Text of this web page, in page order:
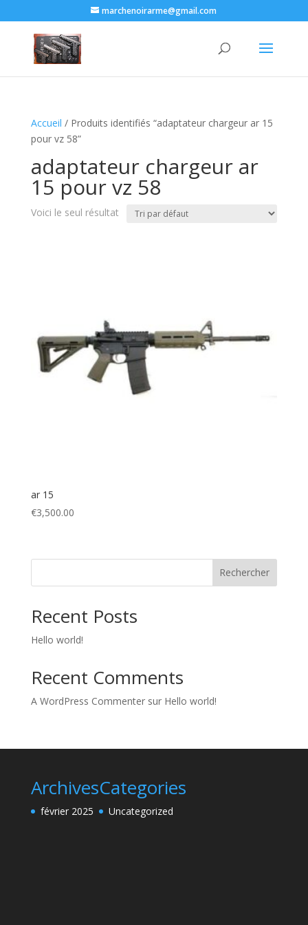
marchenoirarme@gmail.com
Accueil / Produits identifiés “adaptateur chargeur ar 15
pour vz 58​”
adaptateur chargeur ar
15 pour vz 58​
Voici le seul résultat
ar 15
€3,500.00
Rechercher
Recent Posts
Hello world!
Recent Comments
A WordPress Commentersur Hello world!
Archives
février 2025
Categories
Uncategorized